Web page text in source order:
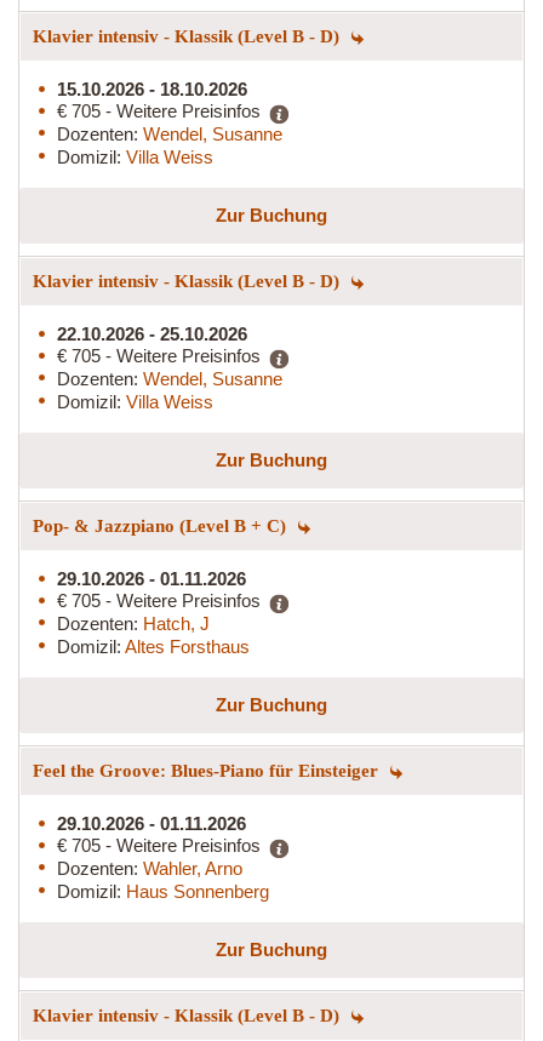
Klavier intensiv - Klassik (Level B - D)
15.10.2026 - 18.10.2026
€ 705 - Weitere Preisinfos
Dozenten: Wendel, Susanne
Domizil: Villa Weiss
Zur Buchung
Klavier intensiv - Klassik (Level B - D)
22.10.2026 - 25.10.2026
€ 705 - Weitere Preisinfos
Dozenten: Wendel, Susanne
Domizil: Villa Weiss
Zur Buchung
Pop- & Jazzpiano (Level B + C)
29.10.2026 - 01.11.2026
€ 705 - Weitere Preisinfos
Dozenten: Hatch, J
Domizil: Altes Forsthaus
Zur Buchung
Feel the Groove: Blues-Piano für Einsteiger
29.10.2026 - 01.11.2026
€ 705 - Weitere Preisinfos
Dozenten: Wahler, Arno
Domizil: Haus Sonnenberg
Zur Buchung
Klavier intensiv - Klassik (Level B - D)